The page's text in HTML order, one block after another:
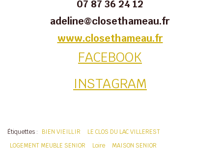
07 87 36 24 12
adeline@closethameau.fr
www.closethameau.fr
FACEBOOK
INSTAGRAM
Étiquettes : BIEN VIEILLIR
LE CLOS DU LAC VILLEREST
LOGEMENT MEUBLE SENIOR
Loire
MAISON SENIOR